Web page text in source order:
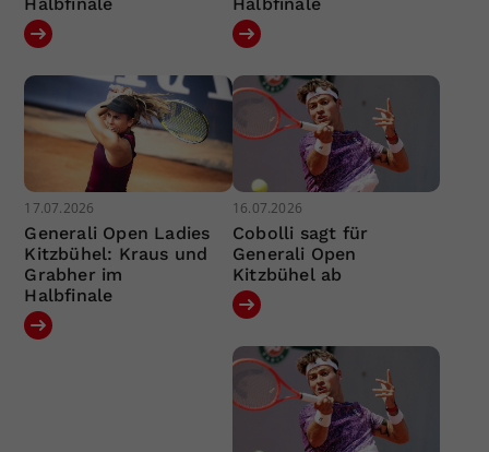
17.07.2026
Generali Open Ladies
Kitzbühel: Kraus und
Grabher im
Halbfinale
16.07.2026
Cobolli sagt für
Generali Open
Kitzbühel ab